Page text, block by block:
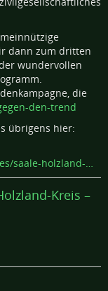
dann zum dritten
wundervollen
die
den-trend
übrigens hier:
saale-holzland-…
Kreis –